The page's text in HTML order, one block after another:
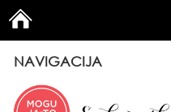
NAVIGACIJA